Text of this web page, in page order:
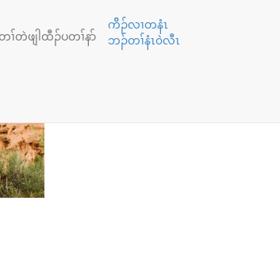
ၢ်တဲဖျါထီၣ်ပတၢ်နာ်
ကိိၣ်လၢတနံၤ
ဘၣ်တၢ်နံၤ၀ဲလီၤ